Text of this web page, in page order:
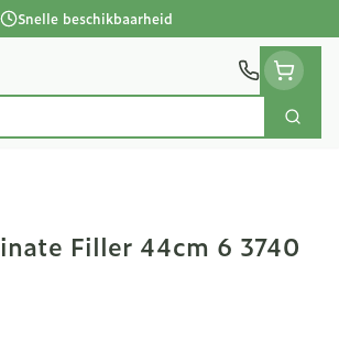
Snelle beschikbaarheid
Zoek
Filler 44cm 6 3740